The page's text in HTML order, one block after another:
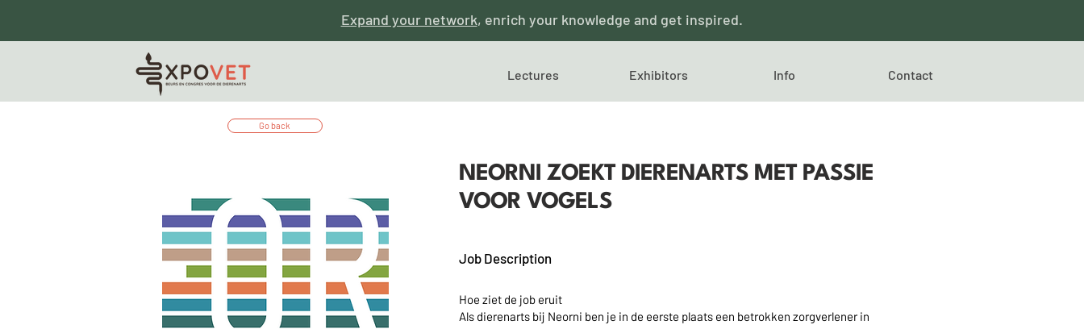
Expand your network, enrich your knowledge and get inspired.
Lectures Exhibitors Info Contact
Go back
NEORNI ZOEKT DIERENARTS MET PASSIE
VOOR VOGELS
Job Description
Hoe ziet de job eruit
Als dierenarts bij Neorni ben je in de eerste plaats een betrokken zorgverlener in